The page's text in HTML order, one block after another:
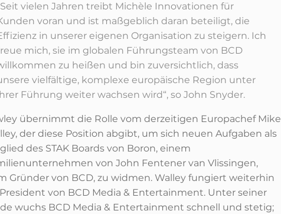
vielen Jahren treibt Michèle Innovationen für
voran und ist maßgeblich daran beteiligt, die
in unserer eigenen Organisation zu steigern. Ich
mich, sie im globalen Führungsteam von BCD
zu heißen und bin zuversichtlich, dass
vielfältige, komplexe europäische Region unter
Führung weiter wachsen wird“,so John Snyder.
übernimmt die Rolle vom derzeitigen Europachef Mike
der diese Position abgibt, um sich neuen Aufgaben als
des STAK Boards von Boron, einem
von John Fentener van Vlissingen,
Gründer von BCD, zu widmen. Walley fungiert weiterhin
von BCD Media & Entertainment. Unter seiner
wuchs BCD Media & Entertainment schnell und stetig;